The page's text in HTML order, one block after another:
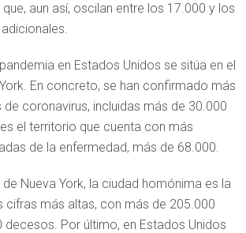
aun así, oscilan entre los 17.000 y los
en Estados Unidos se sitúa en el
En concreto, se han confirmado más
coronavirus, incluidas más de 30.000
el territorio que cuenta con más
de la enfermedad, más de 68.000.
Nueva York, la ciudad homónima es la
cifras más altas, con más de 205.000
Por último, en Estados Unidos